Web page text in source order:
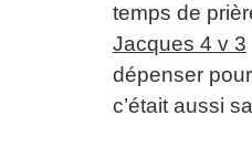
temps de
Jacques 4 v 3
dépenser
c’était aussi